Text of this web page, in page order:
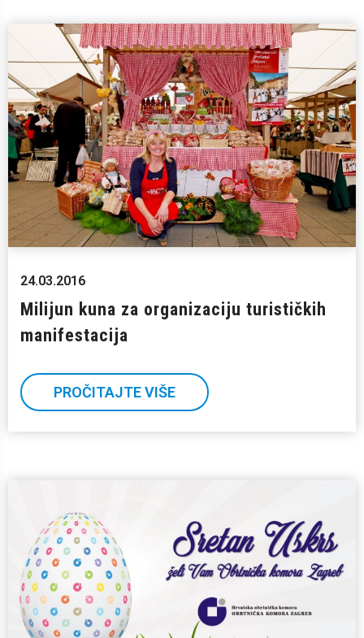
24.03.2016
Milijun kuna za organizaciju turističkih
manifestacija
PROČITAJTE VIŠE